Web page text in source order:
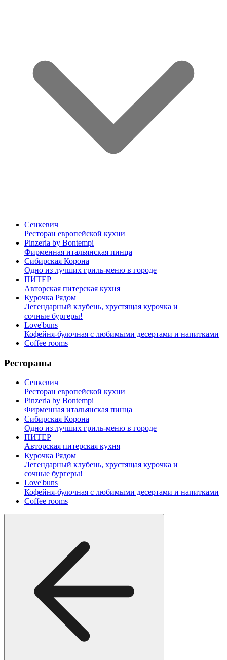
Сенкевич
Ресторан европейской кухни
Pinzeria by Bontempi
Фирменная итальянская пинца
Сибирская Корона
Одно из лучших гриль-меню в городе
ПИТЕР
Авторская питерская кухня
Курочка Рядом
Легендарный клубень, хрустящая курочка и
сочные бургеры!
Love'buns
Кофейня-булочная с любимыми десертами и напитками
Coffee rooms
Рестораны
Сенкевич
Ресторан европейской кухни
Pinzeria by Bontempi
Фирменная итальянская пинца
Сибирская Корона
Одно из лучших гриль-меню в городе
ПИТЕР
Авторская питерская кухня
Курочка Рядом
Легендарный клубень, хрустящая курочка и
сочные бургеры!
Love'buns
Кофейня-булочная с любимыми десертами и напитками
Coffee rooms